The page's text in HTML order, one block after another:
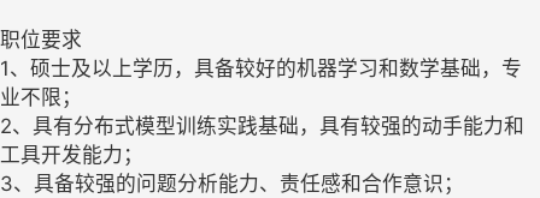
职位要求
1、硕士及以上学历，具备较好的机器学习和数学基础，专
业不限；
2、具有分布式模型训练实践基础，具有较强的动手能力和
工具开发能力；
3、具备较强的问题分析能力、责任感和合作意识；